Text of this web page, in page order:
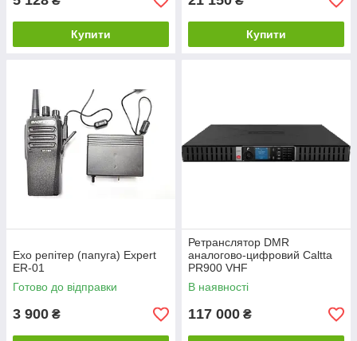
Купити Купити
Ехо репітер (папуга) Expert
ER-01
Готово до відправки
3 900 ₴
Ретранслятор DMR
аналогово-цифровий Caltta
PR900 VHF
В наявності
117 000 ₴